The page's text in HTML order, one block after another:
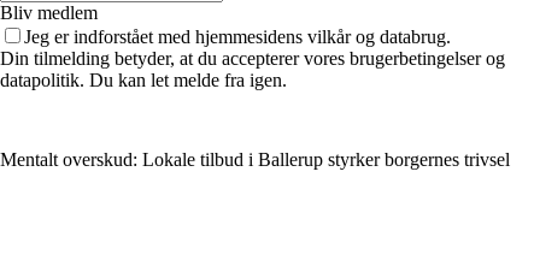
Bliv medlem
Jeg er indforstået med hjemmesidens vilkår og databrug.
Din tilmelding betyder, at du accepterer vores brugerbetingelser og
datapolitik. Du kan let melde fra igen.
Mentalt overskud: Lokale tilbud i Ballerup styrker borgernes trivsel